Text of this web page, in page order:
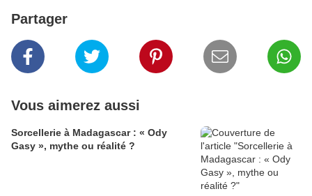
Partager
Vous aimerez aussi
Sorcellerie à Madagascar : « Ody
Gasy », mythe ou réalité ?